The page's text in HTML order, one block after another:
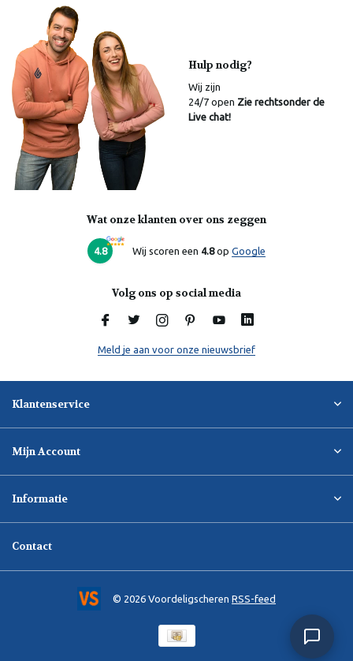
Hulp nodig?
Wij zijn
24/7 open Zie rechtsonder de
Live chat!
Wat onze klanten over ons zeggen
4.8 Wij scoren een 4.8op Google
Volg ons op social media
Meld je aan voor onze nieuwsbrief
Klantenservice
Mijn Account
Informatie
Contact
© 2026 Voordeligscheren RSS-feed
Online